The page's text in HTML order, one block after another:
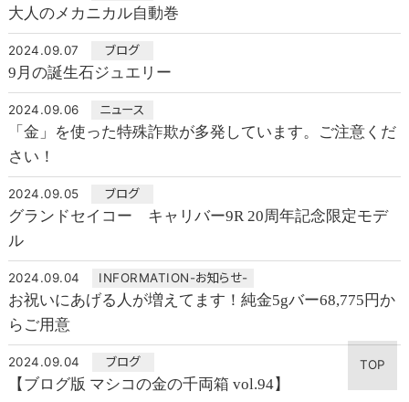
大人のメカニカル自動巻
2024.09.07 ブログ
9月の誕生石ジュエリー
2024.09.06 ニュース
「金」を使った特殊詐欺が多発しています。ご注意くだ
さい！
2024.09.05 ブログ
グランドセイコー キャリバー9R 20周年記念限定モデ
ル
2024.09.04 INFORMATION-お知らせ-
お祝いにあげる人が増えてます！純金5gバー68,775円か
らご用意
2024.09.04 ブログ
【ブログ版 マシコの金の千両箱 vol.94】
TOP